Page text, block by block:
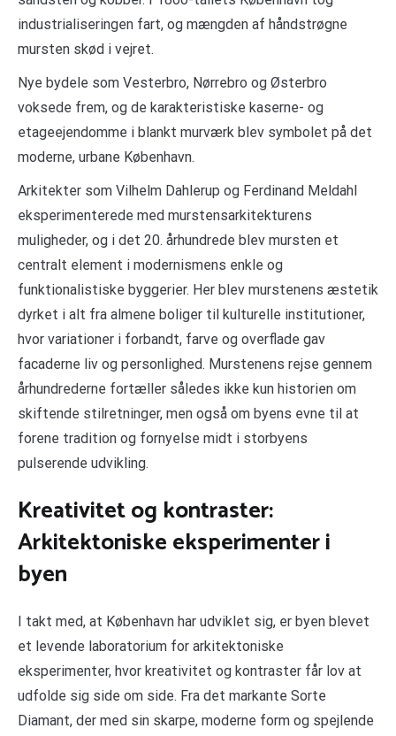
industrialiseringen fart, og mængden af håndstrøgne
mursten skød i vejret.
Nye bydele som Vesterbro, Nørrebro og Østerbro
voksede frem, og de karakteristiske kaserne- og
etageejendomme i blankt murværk blev symbolet på det
moderne, urbane København.
Arkitekter som Vilhelm Dahlerup og Ferdinand Meldahl
eksperimenterede med murstensarkitekturens
muligheder, og i det 20. århundrede blev mursten et
centralt element i modernismens enkle og
funktionalistiske byggerier. Her blev murstenens æstetik
dyrket i alt fra almene boliger til kulturelle institutioner,
hvor variationer i forbandt, farve og overflade gav
facaderne liv og personlighed. Murstenens rejse gennem
århundrederne fortæller således ikke kun historien om
skiftende stilretninger, men også om byens evne til at
forene tradition og fornyelse midt i storbyens
pulserende udvikling.
Kreativitet og kontraster:
Arkitektoniske eksperimenter i
byen
I takt med, at København har udviklet sig, er byen blevet
et levende laboratorium for arkitektoniske
eksperimenter, hvor kreativitet og kontraster får lov at
udfolde sig side om side. Fra det markante Sorte
Diamant, der med sin skarpe, moderne form og spejlende